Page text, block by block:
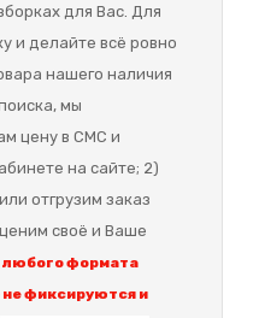
для Вас. Для
и делайте всё ровно
нашего наличия
мы
цену в СМС и
на сайте; 2)
отгрузим заказ
своё и Ваше
формата
не фиксируются и